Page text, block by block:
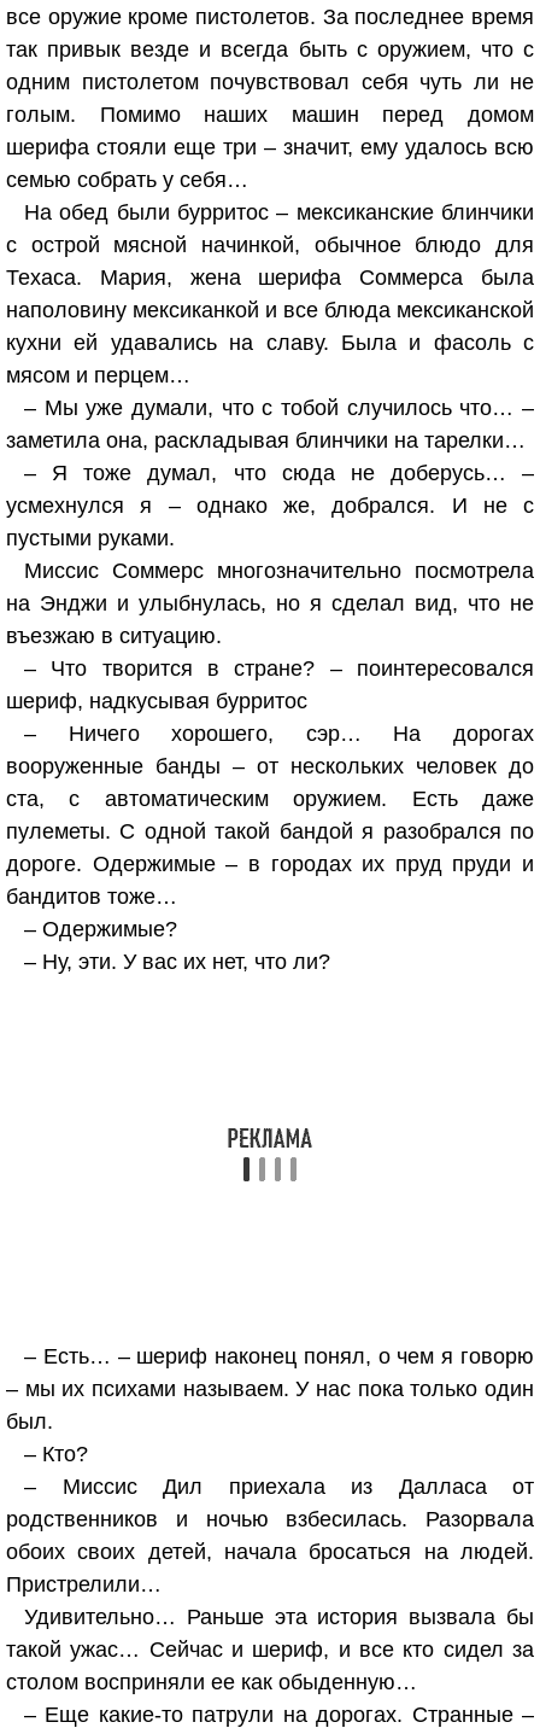
все оружие кроме пистолетов. За последнее время
так привык везде и всегда быть с оружием, что с
одним пистолетом почувствовал себя чуть ли не
голым. Помимо наших машин перед домом
шерифа стояли еще три – значит, ему удалось всю
семью собрать у себя…
На обед были бурритос – мексиканские блинчики
с острой мясной начинкой, обычное блюдо для
Техаса. Мария, жена шерифа Соммерса была
наполовину мексиканкой и все блюда мексиканской
кухни ей удавались на славу. Была и фасоль с
мясом и перцем…
– Мы уже думали, что с тобой случилось что… –
заметила она, раскладывая блинчики на тарелки…
– Я тоже думал, что сюда не доберусь… –
усмехнулся я – однако же, добрался. И не с
пустыми руками.
Миссис Соммерс многозначительно посмотрела
на Энджи и улыбнулась, но я сделал вид, что не
въезжаю в ситуацию.
– Что творится в стране? – поинтересовался
шериф, надкусывая бурритос
– Ничего хорошего, сэр… На дорогах
вооруженные банды – от нескольких человек до
ста, с автоматическим оружием. Есть даже
пулеметы. С одной такой бандой я разобрался по
дороге. Одержимые – в городах их пруд пруди и
бандитов тоже…
– Одержимые?
– Ну, эти. У вас их нет, что ли?
– Есть… – шериф наконец понял, о чем я говорю
– мы их психами называем. У нас пока только один
был.
– Кто?
– Миссис Дил приехала из Далласа от
родственников и ночью взбесилась. Разорвала
обоих своих детей, начала бросаться на людей.
Пристрелили…
Удивительно… Раньше эта история вызвала бы
такой ужас… Сейчас и шериф, и все кто сидел за
столом восприняли ее как обыденную…
– Еще какие-то патрули на дорогах. Странные –